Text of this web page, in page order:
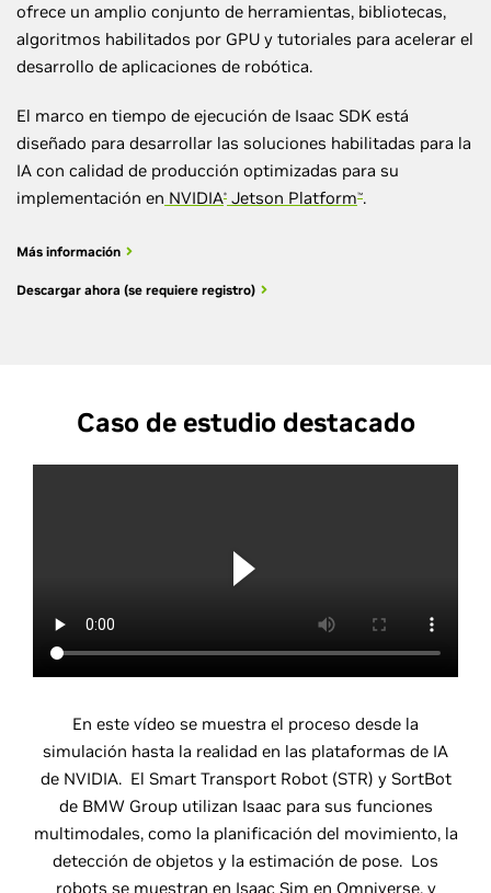
ofrece un amplio conjunto de herramientas, bibliotecas,
algoritmos habilitados por GPU y tutoriales para acelerar el
desarrollo de aplicaciones de robótica.
El marco en tiempo de ejecución de Isaac SDK está
diseñado para desarrollar las soluciones habilitadas para la
IA con calidad de producción optimizadas para su
implementación en NVIDIA® Jetson Platform™.
Más información
Descargar ahora (se requiere registro)
Caso de estudio destacado
En este vídeo se muestra el proceso desde la
simulación hasta la realidad en las plataformas de IA
de NVIDIA. El Smart Transport Robot (STR) y SortBot
de BMW Group utilizan Isaac para sus funciones
multimodales, como la planificación del movimiento, la
detección de objetos y la estimación de pose. Los
robots se muestran en Isaac Sim en Omniverse, y